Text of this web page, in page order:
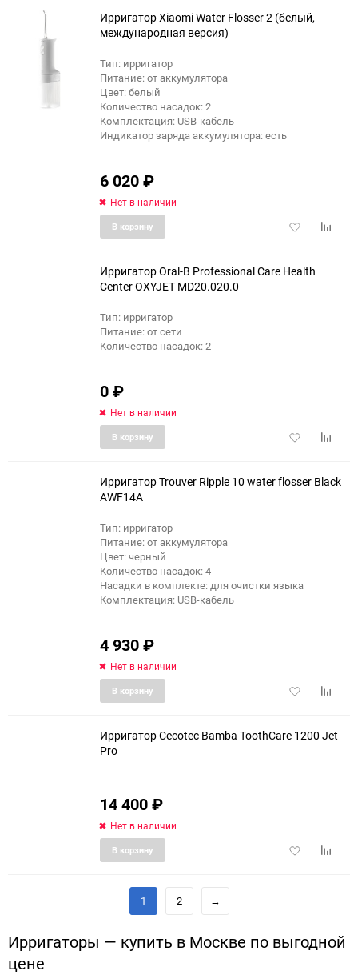
Ирригатор Xiaomi Water Flosser 2 (белый,
международная версия)
Тип: ирригатор
Питание: от аккумулятора
Цвет: белый
Количество насадок: 2
Комплектация: USB-кабель
Индикатор заряда аккумулятора: есть
6 020₽
Нет в наличии
Добавить
В корзину
Ирригатор Oral-B Professional Care Health
Center OXYJET MD20.020.0
Тип: ирригатор
Питание: от сети
Количество насадок: 2
0₽
Нет в наличии
Добавить
В корзину
Ирригатор Trouver Ripple 10 water flosser Black
AWF14A
Тип: ирригатор
Питание: от аккумулятора
Цвет: черный
Количество насадок: 4
Насадки в комплекте: для очистки языка
Комплектация: USB-кабель
4 930₽
Нет в наличии
Добавить
В корзину
Ирригатор Cecotec Bamba ToothCare 1200 Jet
Pro
14 400₽
Нет в наличии
Добавить
В корзину
1 2 →
Ирригаторы — купить в Москве по выгодной
цене